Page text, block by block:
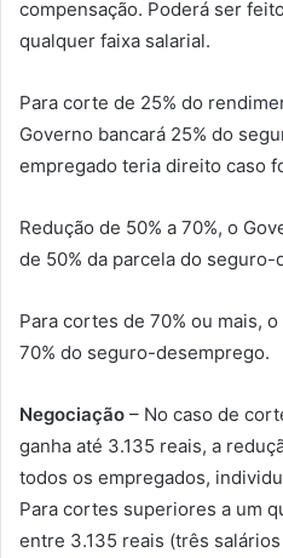
compensação. Poderá ser
qualquer faixa salarial.
Para corte de 25% do
Governo bancará 25% do
empregado teria direito caso
Redução de 50% a 70%, o
de 50% da parcela do seguro-
Para cortes de 70% ou mais,
70% do seguro-desemprego.
Negociação – No caso de
ganha até 3.135 reais, a
todos os empregados,
Para cortes superiores a um
entre 3.135 reais (três